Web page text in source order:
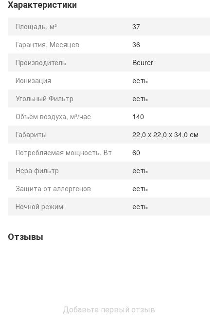
Характеристики
Площадь, м²
37
Гарантия, Месяцев
36
Производитель
Beurer
Ионизация
есть
Угольный Фильтр
есть
Объём воздуха, м³/час
140
Габариты
22,0 x 22,0 x 34,0 см
Потребляемая мощность, Вт
60
Hepа фильтр
есть
Защита от аллергенов
есть
Ночной режим
есть
Отзывы
Добавьте первый отзыв